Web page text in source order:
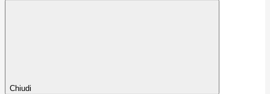
Chiudi